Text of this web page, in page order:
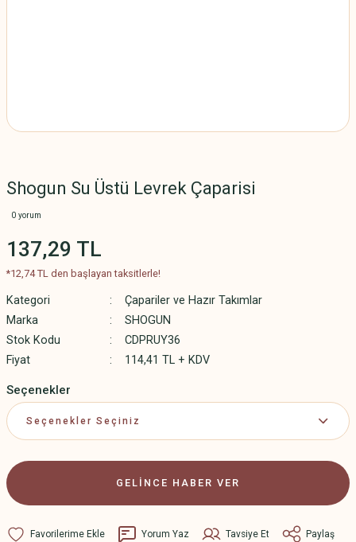
Shogun Su Üstü Levrek Çaparisi
0 yorum
137,29 TL
*12,74 TL den başlayan taksitlerle!
Kategori
Çapariler ve Hazır Takımlar
Marka
SHOGUN
Stok Kodu
CDPRUY36
Fiyat
114,41 TL + KDV
Seçenekler
GELİNCE HABER VER
Yorum Yaz Tavsiye Et Paylaş